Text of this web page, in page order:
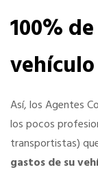
Curso de
100%
vehículo
Así, los Agentes
los pocos
transportistas)
gastos de su